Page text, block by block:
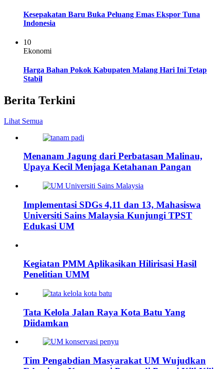
Kesepakatan Baru Buka Peluang Emas Ekspor Tuna
Indonesia
10
Ekonomi
Harga Bahan Pokok Kabupaten Malang Hari Ini Tetap
Stabil
Berita Terkini
Lihat Semua
Menanam Jagung dari Perbatasan Malinau,
Upaya Kecil Menjaga Ketahanan Pangan
Implementasi SDGs 4,11 dan 13, Mahasiswa
Universiti Sains Malaysia Kunjungi TPST
Edukasi UM
Kegiatan PMM Aplikasikan Hilirisasi Hasil
Penelitian UMM
Tata Kelola Jalan Raya Kota Batu Yang
Diidamkan
Tim Pengabdian Masyarakat UM Wujudkan